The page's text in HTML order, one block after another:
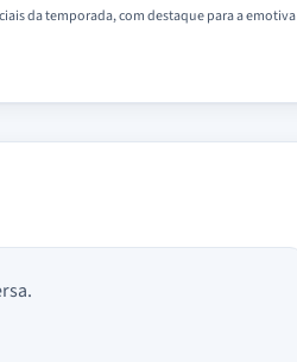
da temporada, com destaque para a emotiva